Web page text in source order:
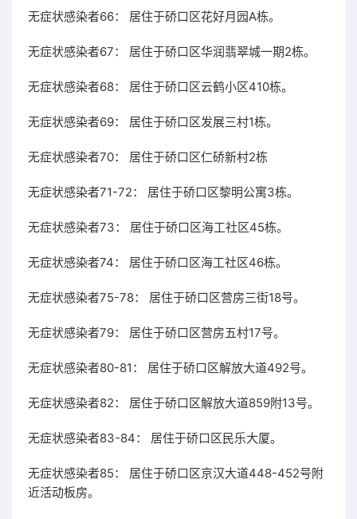
无症状感染者66： 居住于硚口区花好月园A栋。
无症状感染者67： 居住于硚口区华润翡翠城一期2栋。
无症状感染者68： 居住于硚口区云鹤小区410栋。
无症状感染者69： 居住于硚口区发展三村1栋。
无症状感染者70： 居住于硚口区仁硚新村2栋
无症状感染者71-72： 居住于硚口区黎明公寓3栋。
无症状感染者73： 居住于硚口区海工社区45栋。
无症状感染者74： 居住于硚口区海工社区46栋。
无症状感染者75-78： 居住于硚口区营房三街18号。
无症状感染者79： 居住于硚口区营房五村17号。
无症状感染者80-81： 居住于硚口区解放大道492号。
无症状感染者82： 居住于硚口区解放大道859附13号。
无症状感染者83-84： 居住于硚口区民乐大厦。
无症状感染者85： 居住于硚口区京汉大道448-452号附
近活动板房。